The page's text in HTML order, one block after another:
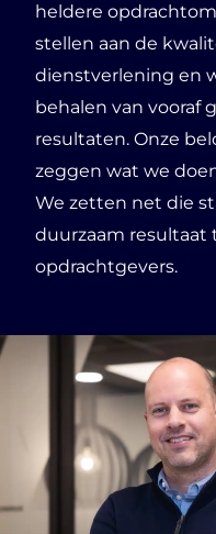
heldere
stellen aan de
dienstverlening en
behalen van vooraf
resultaten. Onze
zeggen wat we
We zetten net die
duurzaam resultaat
opdrachtgevers.